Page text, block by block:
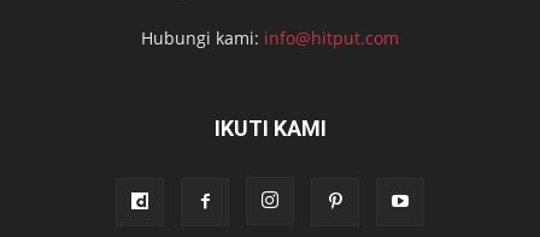
Hubungi kami: info@hitput.com
IKUTI KAMI